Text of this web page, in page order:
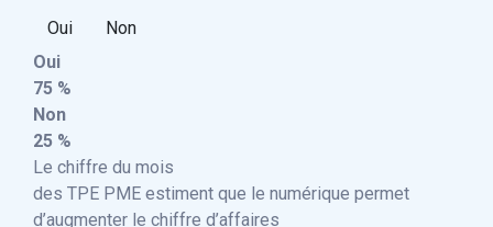
Oui
Non
Oui
75 %
Non
25 %
Le chiffre du mois
des TPE PME estiment que le numérique permet
d’augmenter le chiffre d’affaires